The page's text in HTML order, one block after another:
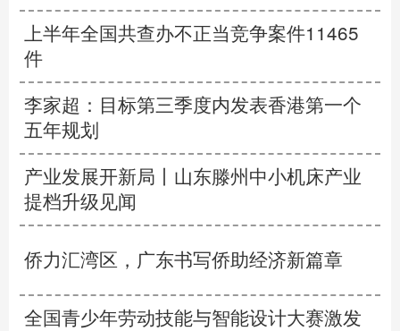
上半年全国共查办不正当竞争案件11465
件
李家超：目标第三季度内发表香港第一个
五年规划
产业发展开新局丨 山东滕州中小机床产业
提档升级见闻
侨力汇湾区，广东书写侨助经济新篇章
全国青少年劳动技能与智能设计大赛激发